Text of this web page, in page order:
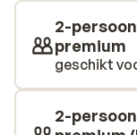
Laganas vind je
en
daarnaast veel
watersport,
Hotel is een
stellen en
2-
premium
geschikt
2-